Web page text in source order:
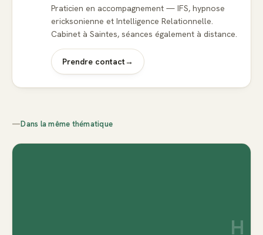
Praticien en accompagnement — IFS, hypnose
ericksonienne et Intelligence Relationnelle.
Cabinet à Saintes, séances également à distance.
Prendre contact→
—Dans la même thématique
H